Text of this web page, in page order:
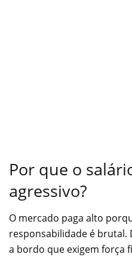
Por que o
agressivo?
O mercado paga alto
responsabilidade é brutal.
a bordo que exigem força